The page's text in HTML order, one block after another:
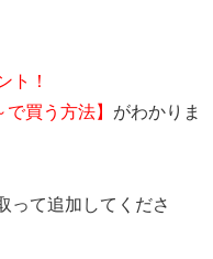
ト！
買う方法】 がわかりま
って追加してくださ